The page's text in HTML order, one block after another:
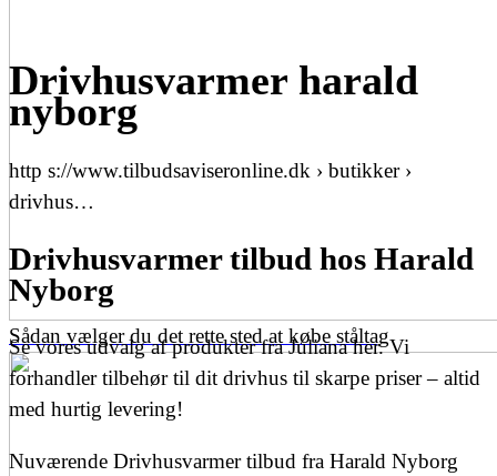
Sådan vælger du det rette sted at købe ståltag
Drivhusvarmer harald
nyborg
http s://www.tilbudsaviseronline.dk › butikker ›
drivhus…
Drivhusvarmer tilbud hos Harald
Nyborg
Se vores udvalg af produkter fra Juliana her. Vi
forhandler tilbehør til dit drivhus til skarpe priser – altid
med hurtig levering!
Nuværende Drivhusvarmer tilbud fra Harald Nyborg